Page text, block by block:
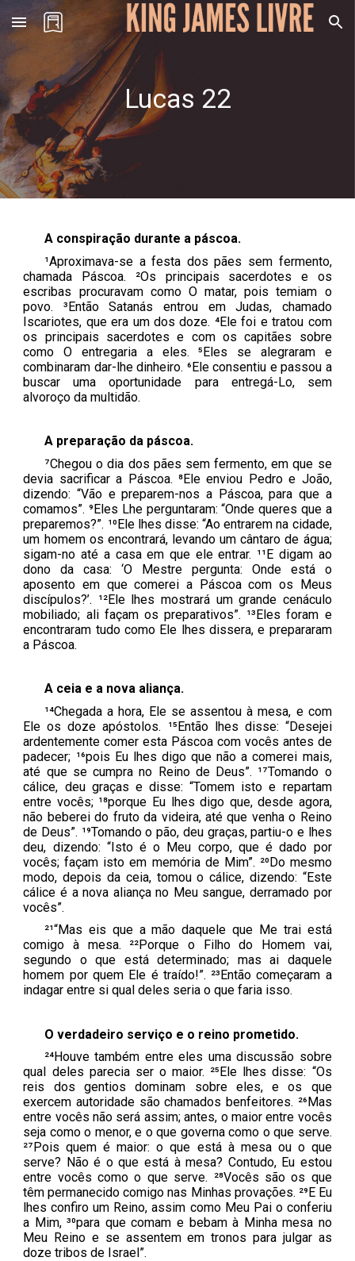
Skip to main content Skip to navigation
Lucas 22
A conspiração durante a páscoa.
¹Aproximava-se a festa dos pães sem fermento,
chamada Páscoa. ²Os principais sacerdotes e os
escribas procuravam como O matar, pois temiam o
povo. ³Então Satanás entrou em Judas, chamado
Iscariotes, que era um dos doze. ⁴Ele foi e tratou com
os principais sacerdotes e com os capitães sobre
como O entregaria a eles. ⁵Eles se alegraram e
combinaram dar-lhe dinheiro. ⁶Ele consentiu e passou a
buscar uma oportunidade para entregá-Lo, sem
alvoroço da multidão.
A preparação da páscoa.
⁷Chegou o dia dos pães sem fermento, em que se
devia sacrificar a Páscoa. ⁸Ele enviou Pedro e João,
dizendo: “Vão e preparem-nos a Páscoa, para que a
comamos”. ⁹Eles Lhe perguntaram: “Onde queres que a
preparemos?”. ¹⁰Ele lhes disse: “Ao entrarem na cidade,
um homem os encontrará, levando um cântaro de água;
sigam-no até a casa em que ele entrar. ¹¹E digam ao
dono da casa: ‘O Mestre pergunta: Onde está o
aposento em que comerei a Páscoa com os Meus
discípulos?’. ¹²Ele lhes mostrará um grande cenáculo
mobiliado; ali façam os preparativos”. ¹³Eles foram e
encontraram tudo como Ele lhes dissera, e prepararam
a Páscoa.
A ceia e a nova aliança.
¹⁴Chegada a hora, Ele se assentou à mesa, e com
Ele os doze apóstolos. ¹⁵Então lhes disse: “Desejei
ardentemente comer esta Páscoa com vocês antes de
padecer; ¹⁶pois Eu lhes digo que não a comerei mais,
até que se cumpra no Reino de Deus”. ¹⁷Tomando o
cálice, deu graças e disse: “Tomem isto e repartam
entre vocês; ¹⁸porque Eu lhes digo que, desde agora,
não beberei do fruto da videira, até que venha o Reino
de Deus”. ¹⁹Tomando o pão, deu graças, partiu-o e lhes
deu, dizendo: “Isto é o Meu corpo, que é dado por
vocês; façam isto em memória de Mim”. ²⁰Do mesmo
modo, depois da ceia, tomou o cálice, dizendo: “Este
cálice é a nova aliança no Meu sangue, derramado por
vocês”.
²¹“Mas eis que a mão daquele que Me trai está
comigo à mesa. ²²Porque o Filho do Homem vai,
segundo o que está determinado; mas ai daquele
homem por quem Ele é traído!”. ²³Então começaram a
indagar entre si qual deles seria o que faria isso.
O verdadeiro serviço e o reino prometido.
²⁴Houve também entre eles uma discussão sobre
qual deles parecia ser o maior. ²⁵Ele lhes disse: “Os
reis dos gentios dominam sobre eles, e os que
exercem autoridade são chamados benfeitores. ²⁶Mas
entre vocês não será assim; antes, o maior entre vocês
seja como o menor, e o que governa como o que serve.
²⁷Pois quem é maior: o que está à mesa ou o que
serve? Não é o que está à mesa? Contudo, Eu estou
entre vocês como o que serve. ²⁸Vocês são os que
têm permanecido comigo nas Minhas provações. ²⁹E Eu
lhes confiro um Reino, assim como Meu Pai o conferiu
a Mim, ³⁰para que comam e bebam à Minha mesa no
Meu Reino e se assentem em tronos para julgar as
doze tribos de Israel”.